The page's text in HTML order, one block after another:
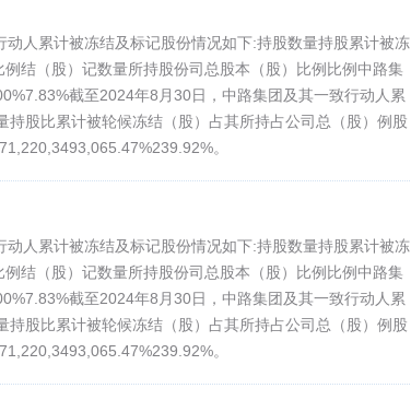
人累计被冻结及标记股份情况如下:持股数量持股累计被冻
结（股）记数量所持股份司总股本（股）比例比例中路集
截至2024年8月30日，中路集团及其一致行动人累
股比累计被轮候冻结（股）占其所持占公司总（股）例股
。
人累计被冻结及标记股份情况如下:持股数量持股累计被冻
结（股）记数量所持股份司总股本（股）比例比例中路集
截至2024年8月30日，中路集团及其一致行动人累
股比累计被轮候冻结（股）占其所持占公司总（股）例股
。